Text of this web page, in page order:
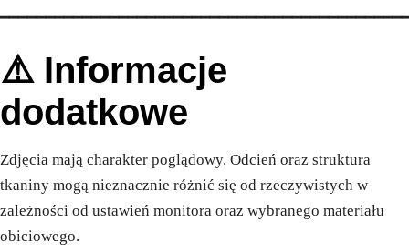
⚠️ Informacje
dodatkowe
Zdjęcia mają charakter poglądowy. Odcień oraz struktura
tkaniny mogą nieznacznie różnić się od rzeczywistych w
zależności od ustawień monitora oraz wybranego materiału
obiciowego.